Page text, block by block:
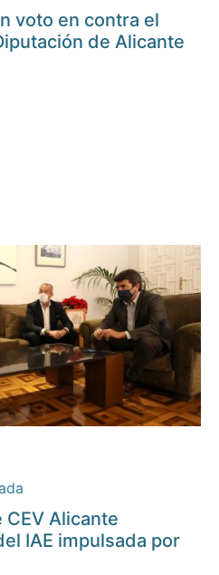
voto en contra el
de Alicante
Alicante
IAE impulsada por